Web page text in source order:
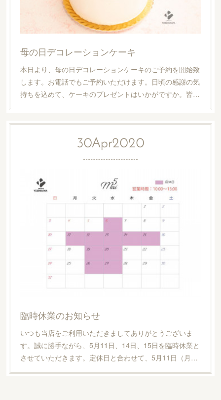
母の日デコレーションケーキ
本日より、母の日デコレーションケーキのご予約を開始致
します。お電話でもご予約いただけます。日頃の感謝の気
持ちを込めて、ケーキのプレゼントはいかがですか。皆…
30Apr2020
臨時休業のお知らせ
いつも当店をご利用いただきましてありがとうございま
す。誠に勝手ながら、5月11日、14日、15日を臨時休業と
させていただきます。定休日と合わせて、5月11日（月…